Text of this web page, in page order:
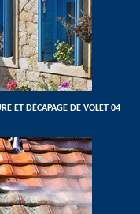
ET DÉCAPAGE DE VOLET 04